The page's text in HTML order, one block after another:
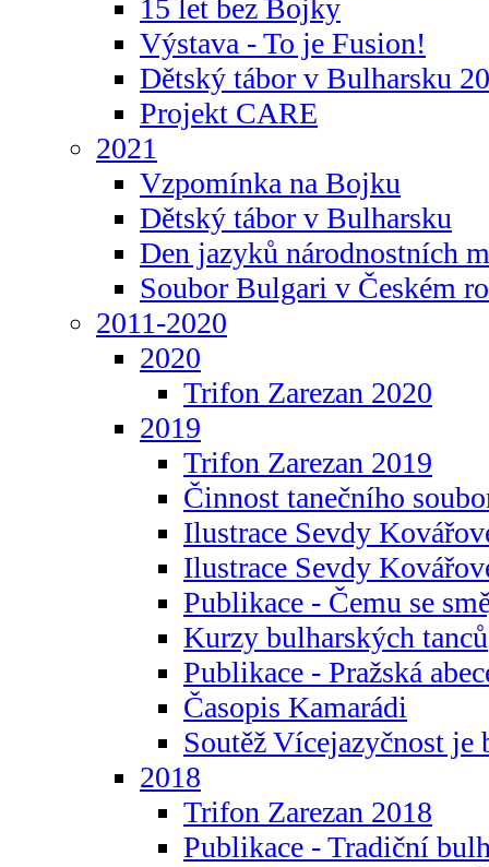
15 let bez Bojky
Výstava - To je Fusion!
Dětský tábor v Bulharsku
Projekt CARE
2021
Vzpomínka na Bojku
Dětský tábor v Bulharsku
Den jazyků národnostních
Soubor Bulgari v Českém
2011-2020
2020
Trifon Zarezan 2020
2019
Trifon Zarezan 2019
Činnost tanečního
Ilustrace Sevdy
Ilustrace Sevdy
Publikace - Čemu se
Kurzy bulharských tanců
Publikace - Pražská
Časopis Kamarádi
Soutěž Vícejazyčnost je
2018
Trifon Zarezan 2018
Publikace - Tradiční